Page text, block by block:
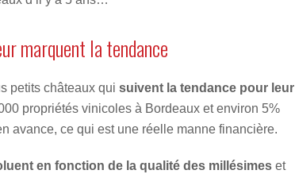
marquent la tendance
petits châteaux qui suivent la tendance pour leur
propriétés vinicoles à Bordeaux et environ 5%
avance, ce qui est une réelle manne financière.
en fonction de la qualité des millésimes et